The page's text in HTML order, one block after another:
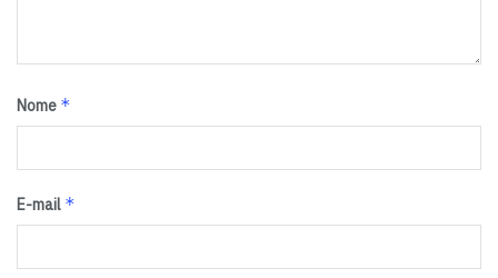
Nome *
E-mail *